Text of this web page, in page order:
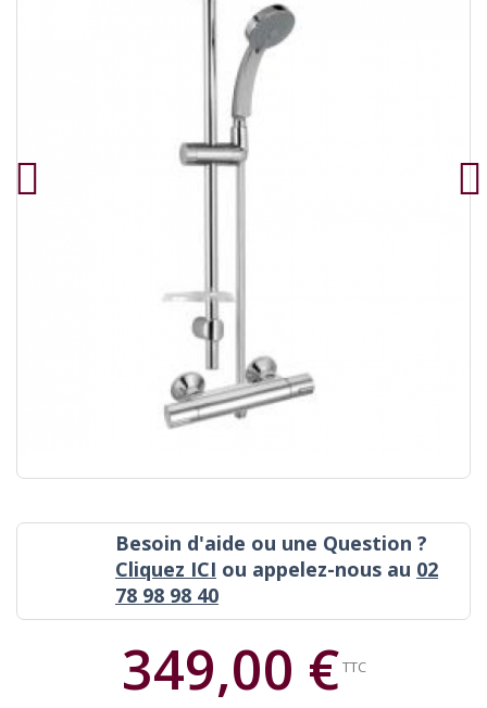
Besoin d'aide ou une Question ?
Cliquez ICI ou appelez-nous au 02
78 98 98 40
349,00 €TTC